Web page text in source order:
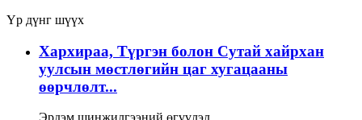
Үр дүнг шүүх
Хархираа, Түргэн болон Сутай хайрхан
уулсын мөстлөгийн цаг хугацааны
өөрчлөлт...